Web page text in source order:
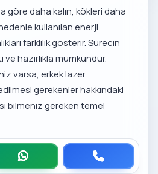
göre daha kalın, kökleri daha
kullanılan enerji
farklılık gösterir. Sürecin
hazırlıkla mümkündür.
varsa,erkek lazer
gerekenlerhakkındaki
bilmeniz gereken temel